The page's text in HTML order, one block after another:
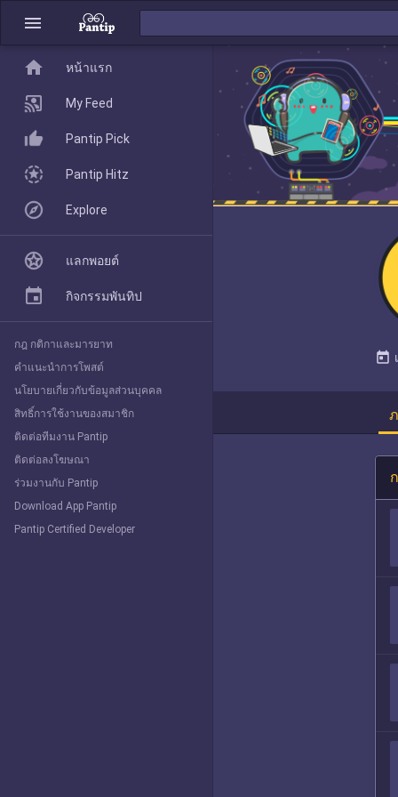
menu
today
home
Pantip Pick
Explore
home หน้าแรก
My Feed
Pantip Pick
Pantip Hitz
Explore
แลกพอยต์
กิจกรรมพันทิป
กฎ กติกาและมารยาท
คำแนะนำการโพสต์
นโยบายเกี่ยวกับข้อมูลส่วนบุคคล
สิทธิ์การใช้งานของสมาชิก
ติดต่อทีมงาน Pantip
ติดต่อลงโฆษณา
ร่วมงานกับ Pantip
Download App Pantip
Pantip Certified Developer